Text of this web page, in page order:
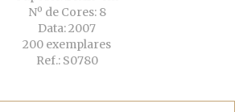
Nº de Cores: 8
Data: 2007
200 exemplares
Ref.: S0780